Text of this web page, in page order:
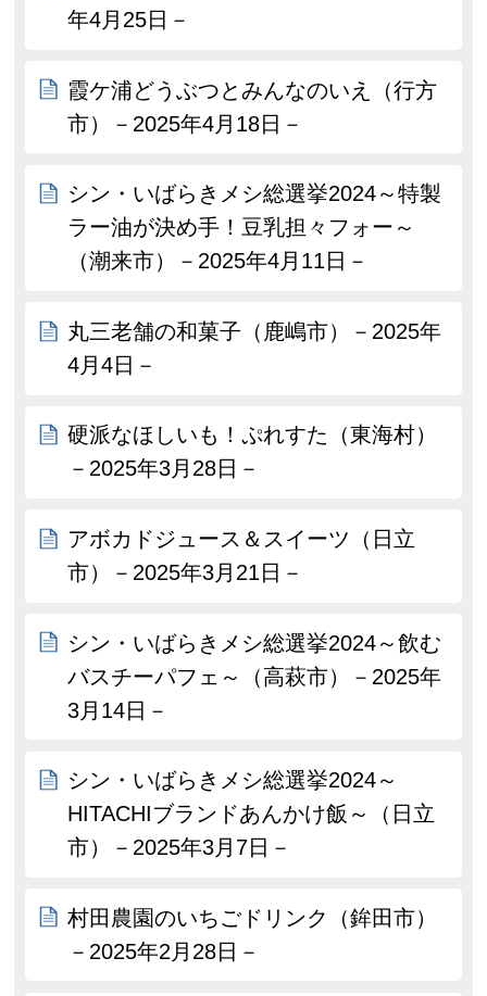
年4月25日－
霞ケ浦どうぶつとみんなのいえ（行方
市）－2025年4月18日－
シン・いばらきメシ総選挙2024～特製
ラー油が決め手！豆乳担々フォー～
（潮来市）－2025年4月11日－
丸三老舗の和菓子（鹿嶋市）－2025年
4月4日－
硬派なほしいも！ぷれすた（東海村）
－2025年3月28日－
アボカドジュース＆スイーツ（日立
市）－2025年3月21日－
シン・いばらきメシ総選挙2024～飲む
バスチーパフェ～（高萩市）－2025年
3月14日－
シン・いばらきメシ総選挙2024～
HITACHIブランドあんかけ飯～（日立
市）－2025年3月7日－
村田農園のいちごドリンク（鉾田市）
－2025年2月28日－